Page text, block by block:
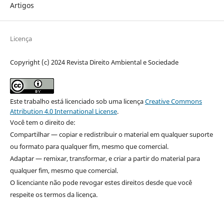
Artigos
Licença
Copyright (c) 2024 Revista Direito Ambiental e Sociedade
Este trabalho está licenciado sob uma licençaCreative Commons
Attribution 4.0 International License.
Você tem o direito de:
Compartilhar — copiar e redistribuir o material em qualquer suporte
ou formato para qualquer fim, mesmo que comercial.
Adaptar — remixar, transformar, e criar a partir do material para
qualquer fim, mesmo que comercial.
O licenciante não pode revogar estes direitos desde que você
respeite os termos da licença.